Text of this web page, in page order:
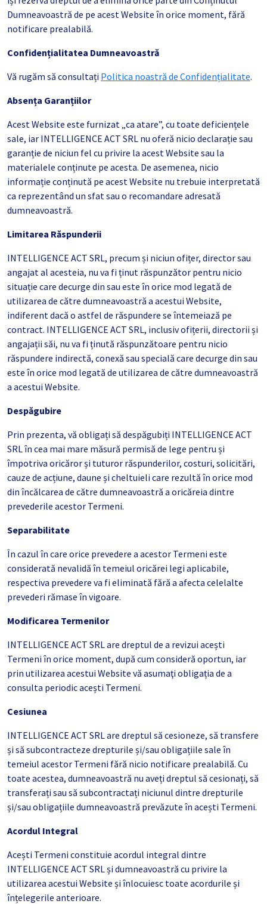
Dumneavoastră de pe acest Website în orice moment, fără
notificare prealabilă.
Confidențialitatea Dumneavoastră
Vă rugăm să consultați Politica noastră de Confidențialitate.
Absența Garanțiilor
Acest Website este furnizat „ca atare”, cu toate deficiențele
sale, iar INTELLIGENCE ACT SRL nu oferă nicio declarație sau
garanție de niciun fel cu privire la acest Website sau la
materialele conținute pe acesta. De asemenea, nicio
informație conținută pe acest Website nu trebuie interpretată
ca reprezentând un sfat sau o recomandare adresată
dumneavoastră.
Limitarea Răspunderii
INTELLIGENCE ACT SRL, precum și niciun ofițer, director sau
angajat al acesteia, nu va fi ținut răspunzător pentru nicio
situație care decurge din sau este în orice mod legată de
utilizarea de către dumneavoastră a acestui Website,
indiferent dacă o astfel de răspundere se întemeiază pe
contract. INTELLIGENCE ACT SRL, inclusiv ofițerii, directorii și
angajații săi, nu va fi ținută răspunzătoare pentru nicio
răspundere indirectă, conexă sau specială care decurge din sau
este în orice mod legată de utilizarea de către dumneavoastră
a acestui Website.
Despăgubire
Prin prezenta, vă obligați să despăgubiți INTELLIGENCE ACT
SRL în cea mai mare măsură permisă de lege pentru și
împotriva oricăror și tuturor răspunderilor, costuri, solicitări,
cauze de acțiune, daune și cheltuieli care rezultă în orice mod
din încălcarea de către dumneavoastră a oricăreia dintre
prevederile acestor Termeni.
Separabilitate
În cazul în care orice prevedere a acestor Termeni este
considerată nevalidă în temeiul oricărei legi aplicabile,
respectiva prevedere va fi eliminată fără a afecta celelalte
prevederi rămase în vigoare.
Modificarea Termenilor
INTELLIGENCE ACT SRL are dreptul de a revizui acești
Termeni în orice moment, după cum consideră oportun, iar
prin utilizarea acestui Website vă asumaţi obligația de a
consulta periodic acești Termeni.
Cesiunea
INTELLIGENCE ACT SRL are dreptul să cesioneze, să transfere
și să subcontracteze drepturile și/sau obligațiile sale în
temeiul acestor Termeni fără nicio notificare prealabilă. Cu
toate acestea, dumneavoastră nu aveți dreptul să cesionați, să
transferați sau să subcontractați niciunul dintre drepturile
și/sau obligațiile dumneavoastră prevăzute în acești Termeni.
Acordul Integral
Acești Termeni constituie acordul integral dintre
INTELLIGENCE ACT SRL și dumneavoastră cu privire la
utilizarea acestui Website și înlocuiesc toate acordurile și
înțelegerile anterioare.